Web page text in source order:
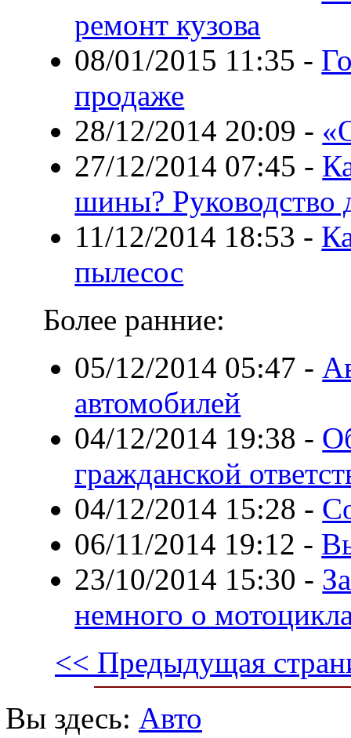
ремонт кузова
08/01/2015 11:35 -
продаже
28/12/2014 20:09 -
27/12/2014 07:45 -
шины? Руководство
11/12/2014 18:53 -
пылесос
Более ранние:
05/12/2014 05:47 -
автомобилей
04/12/2014 19:38 -
гражданской
04/12/2014 15:28 -
06/11/2014 19:12 -
23/10/2014 15:30 -
немного о
<< Предыдущая
Вы здесь: Авто